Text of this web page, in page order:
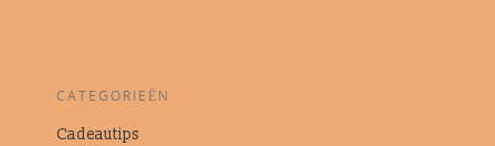
CATEGORIEËN
Cadeautips